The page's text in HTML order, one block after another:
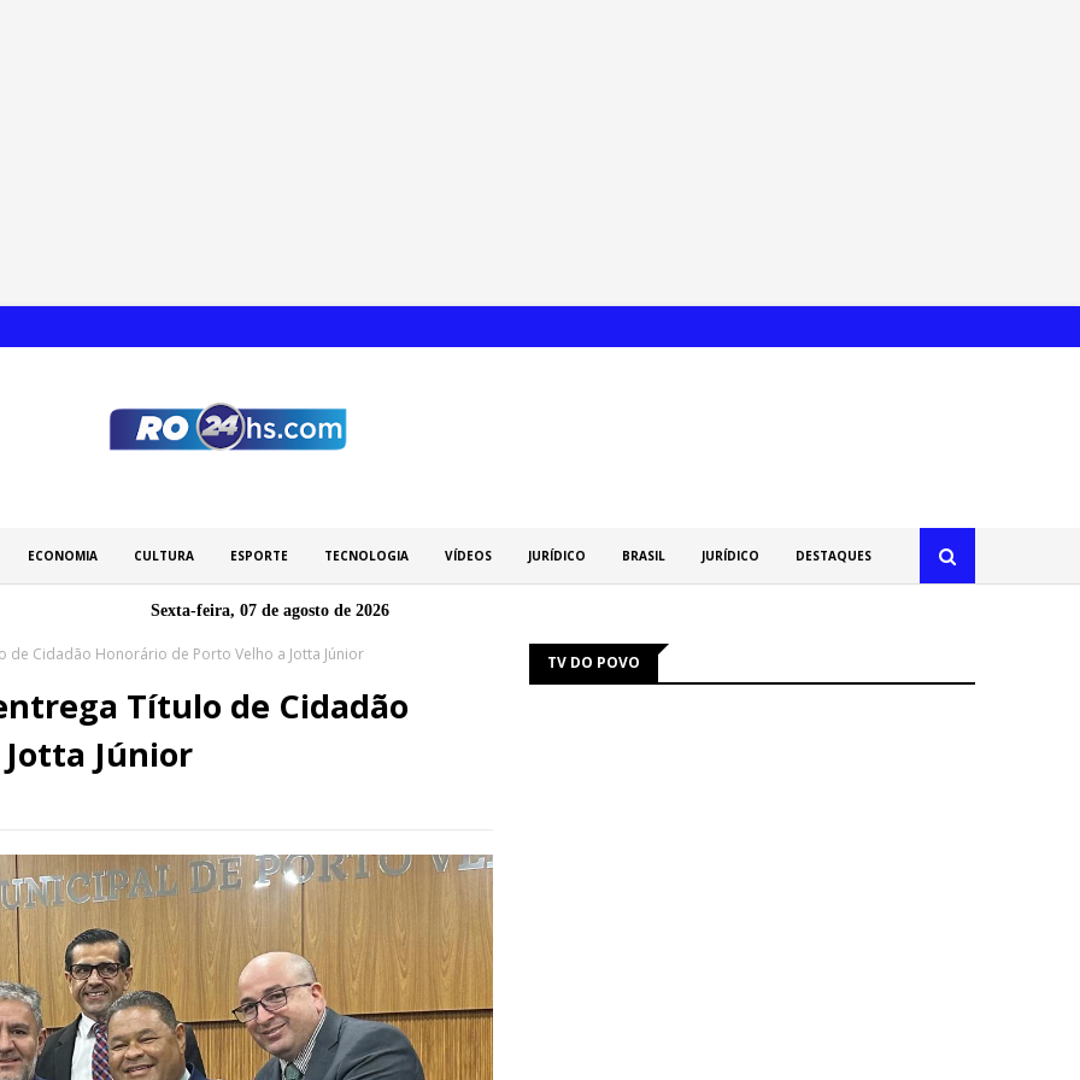
ECONOMIA CULTURA ESPORTE TECNOLOGIA VÍDEOS JURÍDICO BRASIL JURÍDICO DESTAQUES
Sexta-feira, 07 de agosto de 2026
de Cidadão Honorário de Porto Velho a Jotta Júnior
Título de Cidadão
Júnior
TV DO POVO